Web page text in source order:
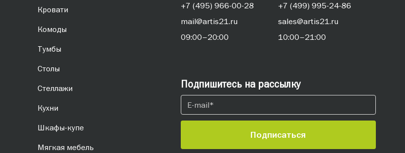
Кровати
Комоды
Тумбы
Столы
Стеллажи
Кухни
Шкафы-купе
Мягкая мебель
+7 (495) 966-00-28
mail@artis21.ru
09:00–20:00
+7 (499) 995-24-86
sales@artis21.ru
10:00–21:00
Подпишитесь на рассылку
Подписаться